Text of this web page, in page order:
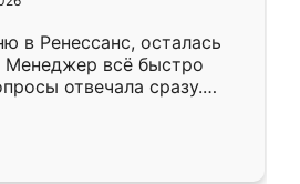
только здесь.
в Ренессанс, осталась
Менеджер всё быстро
отвечала сразу.
в субботу, подошёл к
Собрали
аккуратно, даже